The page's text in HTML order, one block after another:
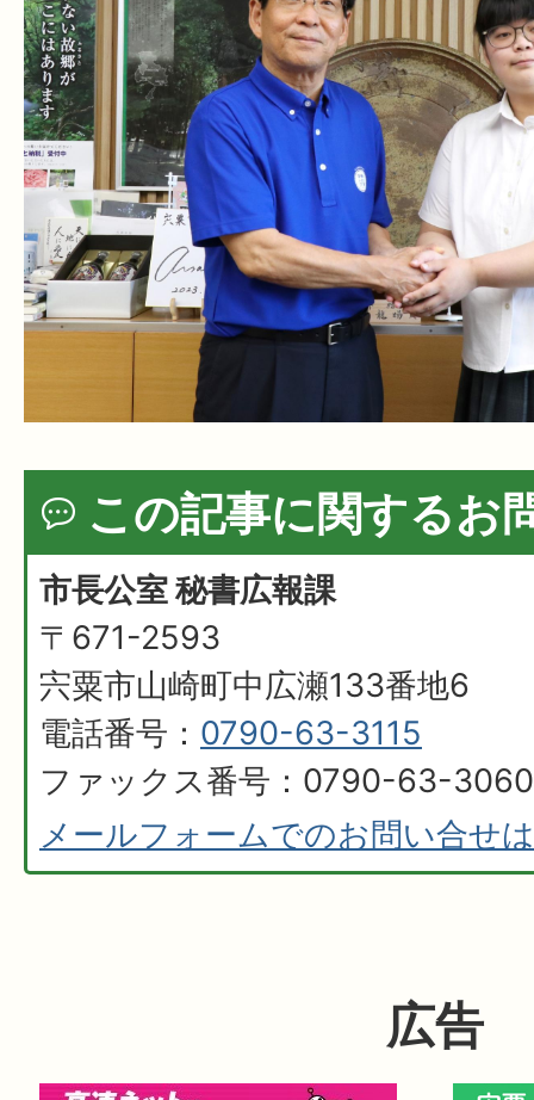
この記事に関するお
市長公室 秘書広報課
〒671-2593
宍粟市山崎町中広瀬133番地6
電話番号： 0790-63-3115
ファックス番号：0790-63-3060
メールフォームでのお問い合せ
広告